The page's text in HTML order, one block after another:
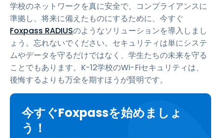
学校のネットワークを真に安全で、コンプライアンスに
準拠し、将来に備えたものにするために、今すぐ
Foxpass RADIUSのようなソリューションを導入しまし
ょう。忘れないでください。セキュリティは単にシステ
ムやデータを守るだけではなく、学生たちの未来を守る
ことでもあります。K-12学校のWi-Fiセキュリティは、
後悔するよりも万全を期すほうが賢明です。
今すぐFoxpassを始めましょ
う！